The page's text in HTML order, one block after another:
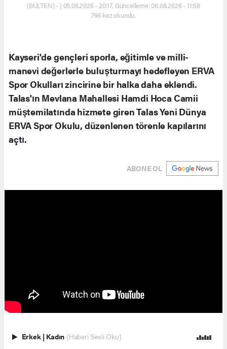
(BÜLTEN) - | 05.08.2026 - 20:17, Güncelleme: 06.08.2026 - 11:58
796 kez okundu.
Kayseri'de gençleri sporla, eğitimle ve milli-
manevi değerlerle buluşturmayı hedefleyen ERVA
Spor Okulları zincirine bir halka daha eklendi.
Talas'ın Mevlana Mahallesi Hamdi Hoca Camii
müştemilatında hizmete giren Talas Yeni Dünya
ERVA Spor Okulu, düzenlenen törenle kapılarını
açtı.
ABONE OL
Erkek | Kadın (Haberi Sesli Oku)